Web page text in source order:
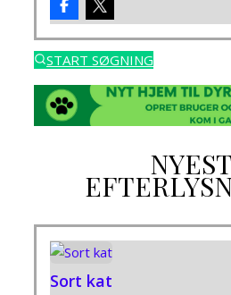
START SØGNING
Sort kat